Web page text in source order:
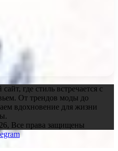
где стиль встречается с
От трендов моды до
вдохновение для жизни
Все права защищены